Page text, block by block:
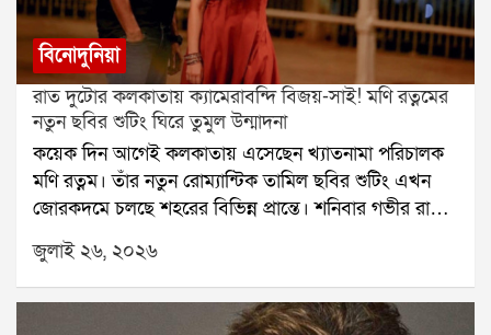
বিনোদুনিয়া
রাত দুটোর কলকাতায় ক্যামেরাবন্দি বিজয়-সাই! মণি রত্নমের
নতুন ছবির শুটিং ঘিরে তুমুল উন্মাদনা
কয়েক দিন আগেই কলকাতায় এসেছেন খ্যাতনামা পরিচালক
মণি রত্নম। তাঁর নতুন রোম্যান্টিক তামিল ছবির শুটিং এখন
জোরকদমে চলছে শহরের বিভিন্ন প্রান্তে। শনিবার গভীর রাতে
হাওড়া ব্রিজে ছবির একটি গুরুত্বপূর্ণ দৃশ্যের শুটিং করেন বিজয়
সেতুপতি ও সাই পল্লবী। রাত হলেও সেখানে উপস্থিত কয়েক
জন পথচারী তাঁদের দেখে উচ্ছ্বসিত হয়ে পড়েন।বুধবার রাতে
কলকাতায় পৌঁছেছিলেন বিজয় সেতুপতি। পরের দিন ভোরে
জুলাই ২৬, ২০২৬